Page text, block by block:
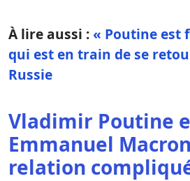
À lire aussi :« Poutine est
qui est en train de se
Russie
Vladimir Poutine
Emmanuel
relation